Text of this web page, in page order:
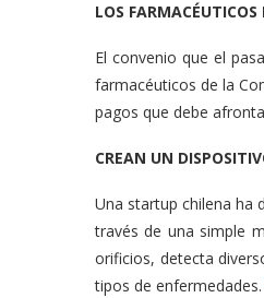
LOS
El convenio que el
farmacéuticos de la
pagos que debe
CREAN UN
Una startup chilena ha
través de una simple
orificios, detecta
tipos de enfermedades.